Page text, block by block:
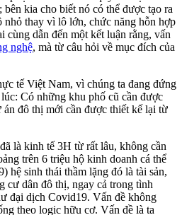
kia cho biết nó có thể được tạo ra
thay vì lô lớn, chức năng hỗn hợp
cùng dẫn đến một kết luận rằng, vấn
nghệ, mà từ câu hỏi về mục đích của
tế Việt Nam, vì chúng ta đang đứng
Có những khu phố cũ cần được
đô thị mới cần được thiết kế lại từ
là kinh tế 3H từ rất lâu, không cần
trên 6 triệu hộ kinh doanh cá thể
hệ sinh thái thầm lặng đó là tài sản,
cư dân đô thị, ngay cả trong tình
đại dịch Covid19. Vấn đề không
theo logic hữu cơ. Vấn đề là ta